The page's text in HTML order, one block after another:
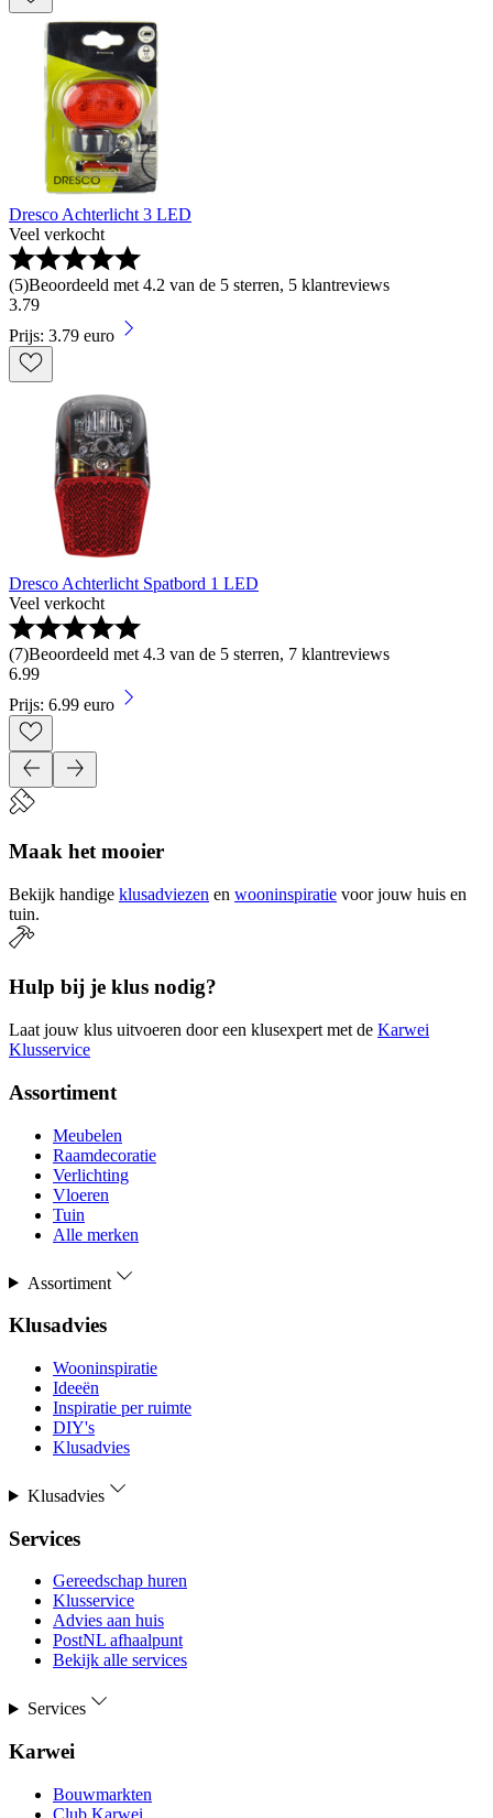
Dresco Achterlicht 3 LED
Veel verkocht
(5)Beoordeeld met 4.2 van de 5 sterren, 5 klantreviews
3.79
Prijs: 3.79 euro
Dresco Achterlicht Spatbord 1 LED
Veel verkocht
(7)Beoordeeld met 4.3 van de 5 sterren, 7 klantreviews
6.99
Prijs: 6.99 euro
Maak het mooier
Bekijk handige klusadviezen en wooninspiratie voor jouw huis en
tuin.
Hulp bij je klus nodig?
Laat jouw klus uitvoeren door een klusexpert met de Karwei
Klusservice
Assortiment
Meubelen
Raamdecoratie
Verlichting
Vloeren
Tuin
Alle merken
Assortiment
Klusadvies
Wooninspiratie
Ideeën
Inspiratie per ruimte
DIY's
Klusadvies
Klusadvies
Services
Gereedschap huren
Klusservice
Advies aan huis
PostNL afhaalpunt
Bekijk alle services
Services
Karwei
Bouwmarkten
Club Karwei